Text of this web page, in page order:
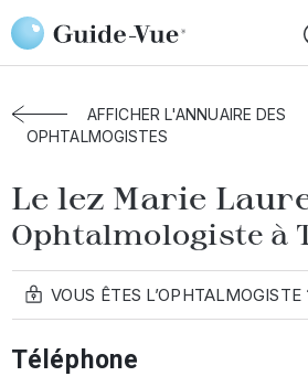
Aller au contenu principal
Accueil Annuaire des ophtalmologistes
Le Lez Marie Laure
AFFICHER L'ANNUAIRE DES
OPHTALMOGISTES
Le lez Marie
Ophtalmologiste à
VOUS ÊTES L’OPHTALMOGISTE
Téléphone